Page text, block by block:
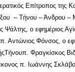
Επίτροπος της
– Τήνου – Άνδρου –
Ψάλτης, ο εφημέριος
Αντώνιος Φόνσος, ο
Τήνουπ. Φραγκίσκος
π. Ιωάννης